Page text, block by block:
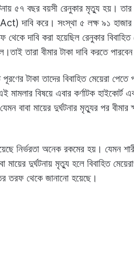
৫৭ বছর বয়সী রেনুকার মৃত্যু হয়। তার
দাবি করে। সংস্থা ৫ লক্ষ ৯১ হাজার
দাবি করা হয়েছিল রেনুকার বিবাহিত
তারা বীমার টাকা দাবি করতে
টাকা তাদের বিবাহিত মেয়েরা
মামলার বিষয়ে এবার কর্ণাটক
বাবা মায়ের দুর্ঘটনার মৃত্যুর পর
নির্ভরতা অনেক রকমের হয়। যেমন
মায়ের দুর্ঘটনায় মৃত্যু হলে বিবাহিত
তরফ থেকে জানানো হয়েছে।